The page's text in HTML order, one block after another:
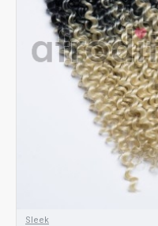
Sleek